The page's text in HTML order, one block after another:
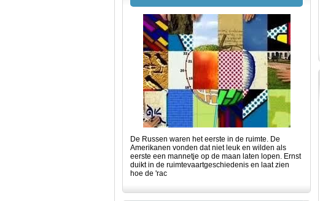
De Russen waren het eerste in de ruimte. De
Amerikanen vonden dat niet leuk en wilden als
eerste een mannetje op de maan laten lopen. Ernst
duikt in de ruimtevaartgeschiedenis en laat zien
hoe de 'rac